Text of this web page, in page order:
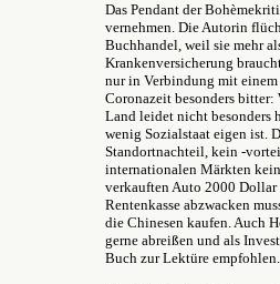
Das Pendant der
vernehmen. Die Autorin
Buchhandel, weil sie mehr
Krankenversicherung
nur in Verbindung mit einem
Coronazeit besonders bitter:
Land leidet nicht besonders
wenig Sozialstaat eigen ist.
Standortnachteil, kein -
internationalen Märkten
verkauften Auto 2000
Rentenkasse abzwacken
die Chinesen kaufen. Auch
gerne abreißen und als
Buch zur Lektüre empfohlen.